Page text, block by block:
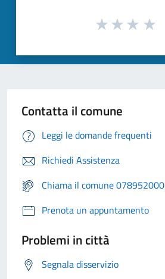
Contatta il comune
Leggi le domande frequenti
Richiedi Assistenza
Chiama il comune 078952000
Prenota un appuntamento
Problemi in città
Segnala disservizio